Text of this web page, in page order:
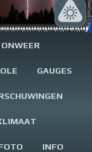
ONWEER
GAUGES
INFO